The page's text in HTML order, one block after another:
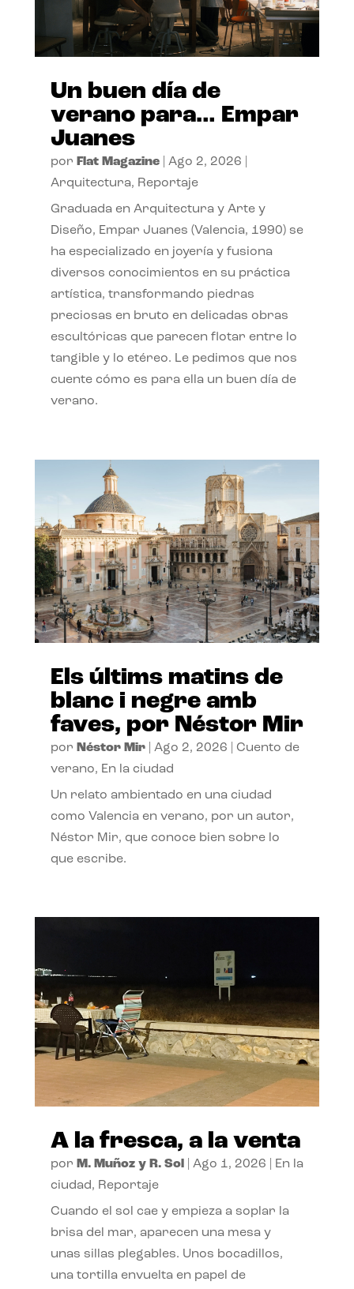
Un buen día de
verano para… Empar
Juanes
por Flat Magazine| Ago 2, 2026
Arquitectura, Reportaje
Graduada en Arquitectura y Arte y
Diseño, Empar Juanes (Valencia, 1990) se
ha especializado en joyería y fusiona
diversos conocimientos en su práctica
artística, transformando piedras
preciosas en bruto en delicadas obras
escultóricas que parecen flotar entre lo
tangible y lo etéreo. Le pedimos que nos
cuente cómo es para ella un buen día de
verano.
Els últims matins de
blanc i negre amb
faves, por Néstor Mir
por Néstor Mir| Ago 2, 2026
Cuento de
verano, En la ciudad
Un relato ambientado en una ciudad
como Valencia en verano, por un autor,
Néstor Mir, que conoce bien sobre lo
que escribe.
A la fresca, a la venta
por M. Muñoz y R. Sol| Ago 1, 2026
En la
ciudad, Reportaje
Cuando el sol cae y empieza a soplar la
brisa del mar, aparecen una mesa y
unas sillas plegables. Unos bocadillos,
una tortilla envuelta en papel de